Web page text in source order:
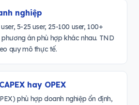
nghiệp
5-25 user, 25-100 user, 100+
án phù hợp khác nhau. TND
quy mô thực tế.
hay OPEX
phù hợp doanh nghiệp ổn định,